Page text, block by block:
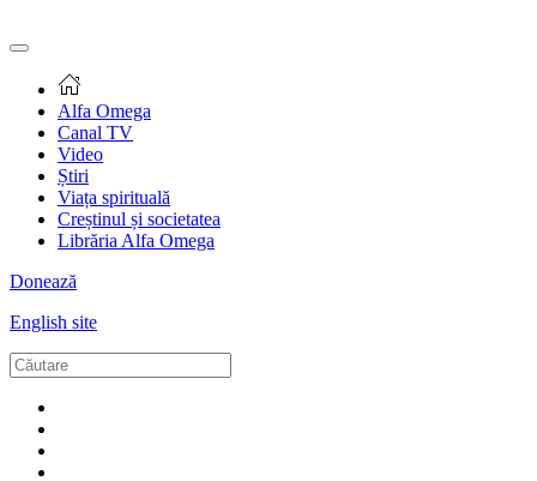
Alfa Omega
Canal TV
Video
Știri
Viața spirituală
Creștinul și societatea
Librăria Alfa Omega
Donează
English site